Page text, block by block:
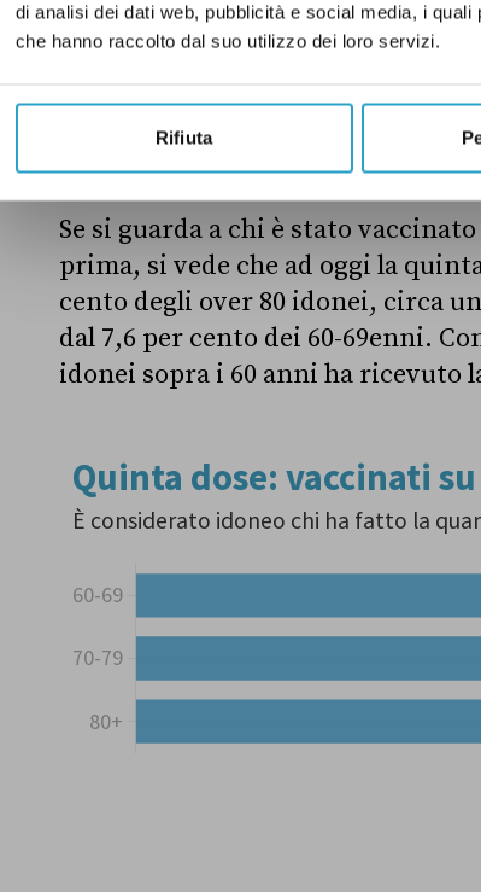
di analisi dei dati web, pubblicità e social media, i
che hanno raccolto dal suo utilizzo dei loro servizi.
Rifiuta
Se si guarda a chi è stato
prima, si vede che ad oggi la
cento degli over 80 idonei, circa
dal 7,6 per cento dei 60-69enni.
idonei sopra i 60 anni ha ricevuto